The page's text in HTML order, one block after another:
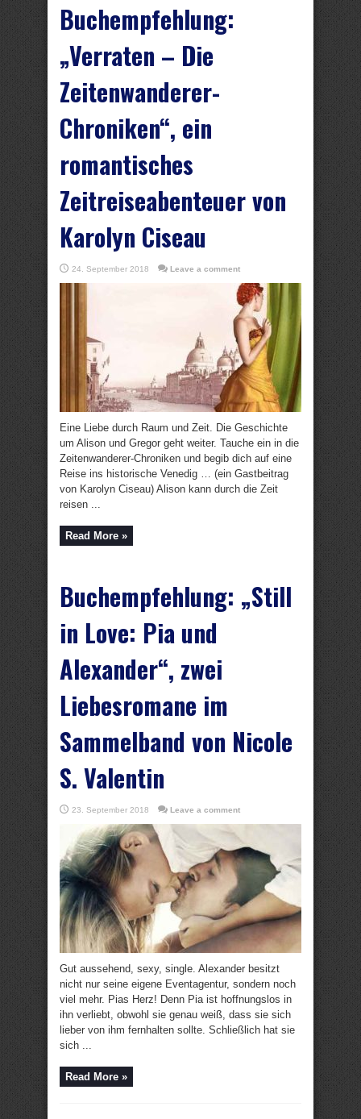
Buchempfehlung:
„Verraten – Die
Zeitenwanderer-
Chroniken“, ein
romantisches
Zeitreiseabenteuer von
Karolyn Ciseau
24. September 2018 Leave a comment
Eine Liebe durch Raum und Zeit. Die Geschichte
um Alison und Gregor geht weiter. Tauche ein in die
Zeitenwanderer-Chroniken und begib dich auf eine
Reise ins historische Venedig … (ein Gastbeitrag
von Karolyn Ciseau) Alison kann durch die Zeit
reisen ...
Read More »
Buchempfehlung: „Still
in Love: Pia und
Alexander“, zwei
Liebesromane im
Sammelband von Nicole
S. Valentin
23. September 2018 Leave a comment
Gut aussehend, sexy, single. Alexander besitzt
nicht nur seine eigene Eventagentur, sondern noch
viel mehr. Pias Herz! Denn Pia ist hoffnungslos in
ihn verliebt, obwohl sie genau weiß, dass sie sich
lieber von ihm fernhalten sollte. Schließlich hat sie
sich ...
Read More »